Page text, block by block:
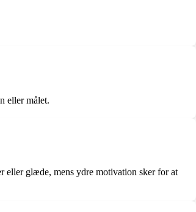
eller målet.
eller glæde, mens ydre motivation sker for at